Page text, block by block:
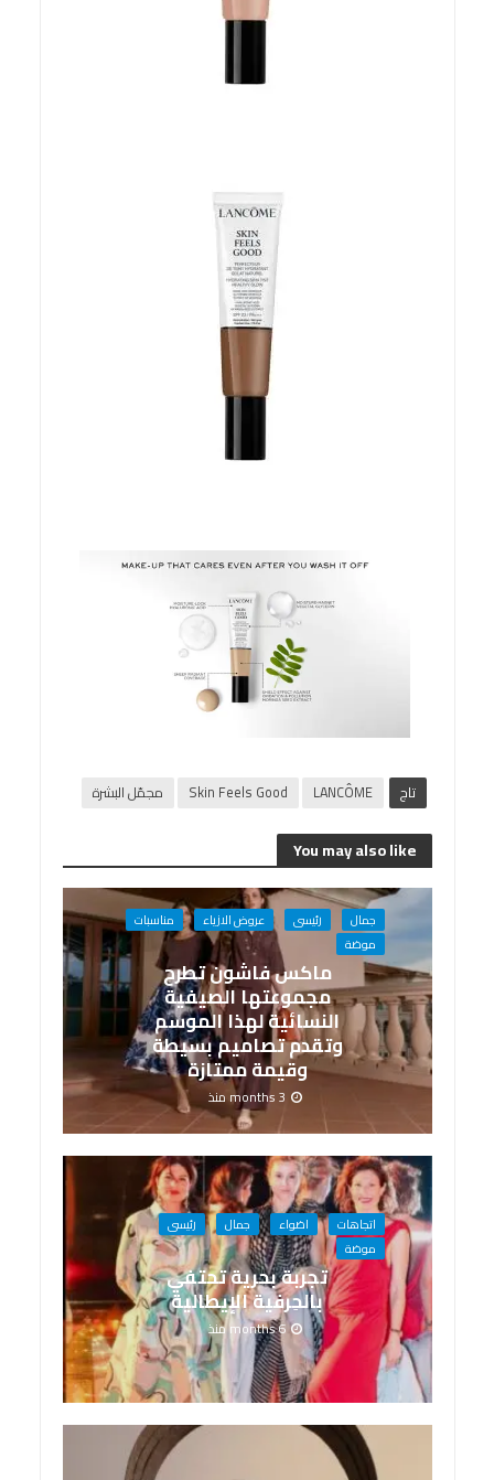
تاج LANCÔME
Skin Feels Good مجمّل البشرة
You may also like
جمال رئيسى عروض الازياء
مناسبات
موضة
ماكس فاشون تطرح
مجموعتها الصيفية
النسائية لهذا الموسم
وتقدم تصاميم بسيطة
وقيمة ممتازة
3 months منذ
اتجاهات اضواء جمال
رئيسى
موضة
تجربة بحرية تحتفي
بالحِرفية الإيطالية
6 months منذ